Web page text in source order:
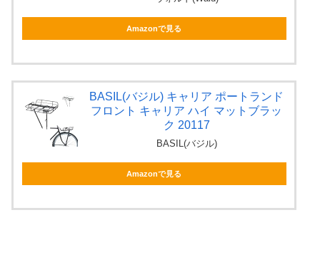
Amazonで見る
BASIL(バジル) キャリア ポートランド
フロント キャリア ハイ マットブラッ
ク 20117
BASIL(バジル)
Amazonで見る